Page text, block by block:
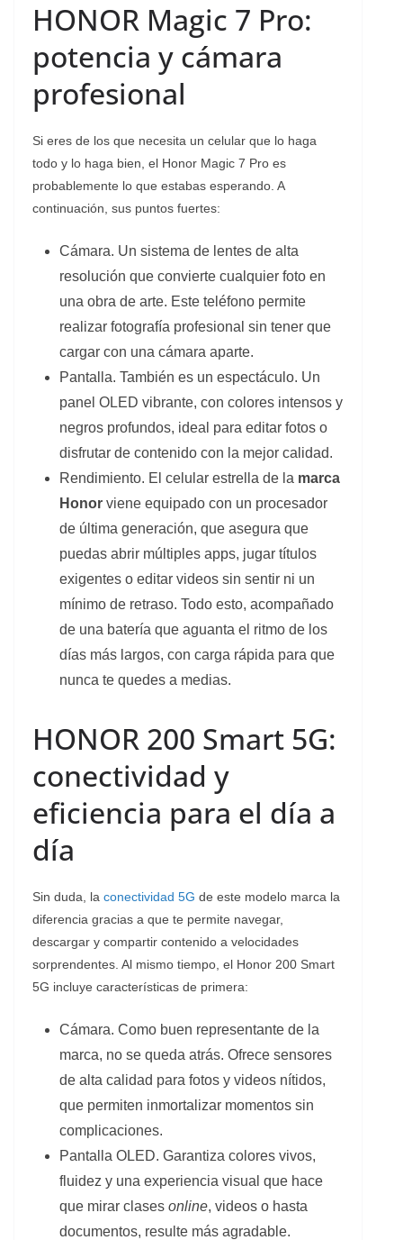
HONOR Magic 7 Pro:
potencia y cámara
profesional
Si eres de los que necesita un celular que lo haga
todo y lo haga bien, el Honor Magic 7 Pro es
probablemente lo que estabas esperando. A
continuación, sus puntos fuertes:
Cámara. Un sistema de lentes de alta
resolución que convierte cualquier foto en
una obra de arte. Este teléfono permite
realizar fotografía profesional sin tener que
cargar con una cámara aparte.
Pantalla. También es un espectáculo. Un
panel OLED vibrante, con colores intensos y
negros profundos, ideal para editar fotos o
disfrutar de contenido con la mejor calidad.
Rendimiento. El celular estrella de la marca
Honor viene equipado con un procesador
de última generación, que asegura que
puedas abrir múltiples apps, jugar títulos
exigentes o editar videos sin sentir ni un
mínimo de retraso. Todo esto, acompañado
de una batería que aguanta el ritmo de los
días más largos, con carga rápida para que
nunca te quedes a medias.
HONOR 200 Smart 5G:
conectividad y
eficiencia para el día a
día
Sin duda, la conectividad 5G de este modelo marca la
diferencia gracias a que te permite navegar,
descargar y compartir contenido a velocidades
sorprendentes. Al mismo tiempo, el Honor 200 Smart
5G incluye características de primera:
Cámara. Como buen representante de la
marca, no se queda atrás. Ofrece sensores
de alta calidad para fotos y videos nítidos,
que permiten inmortalizar momentos sin
complicaciones.
Pantalla OLED. Garantiza colores vivos,
fluidez y una experiencia visual que hace
que mirar clases online, videos o hasta
documentos, resulte más agradable.